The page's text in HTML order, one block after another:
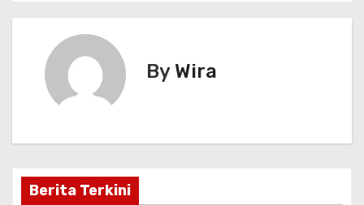
p
p
o
o
k
e g
er
v
s
By Wira
Berita Terkini